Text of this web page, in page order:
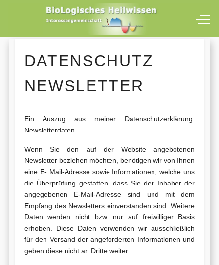
Off-
DATENSCHUTZ
NEWSLETTER
Ein Auszug aus meiner Datenschutzerklärung:
Newsletterdaten
Wenn Sie den auf der Website angebotenen
Newsletter beziehen möchten, benötigen wir von Ihnen
eine E- Mail-Adresse sowie Informationen, welche uns
die Überprüfung gestatten, dass Sie der Inhaber der
angegebenen E-Mail-Adresse sind und mit dem
Empfang des Newsletters einverstanden sind. Weitere
Daten werden nicht bzw. nur auf freiwilliger Basis
erhoben. Diese Daten verwenden wir ausschließlich
für den Versand der angeforderten Informationen und
geben diese nicht an Dritte weiter.